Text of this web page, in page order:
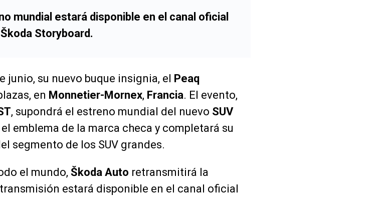
mundial estará disponible en el canal oficial
Storyboard.
junio, su nuevo buque insignia, el Peaq
en Monnetier-Mornex, Francia. El evento,
, supondrá el estreno mundial del nuevo SUV
emblema de la marca checa y completará su
segmento de los SUV grandes.
el mundo, Škoda Auto retransmitirá la
estará disponible en el canal oficial